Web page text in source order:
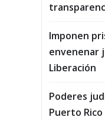
Imponen
envenenar
Liberación
Poderes
Puerto